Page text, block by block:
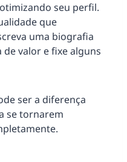
seu perfil.
que
uma biografia
valor e fixe alguns
ser a diferença
se tornarem